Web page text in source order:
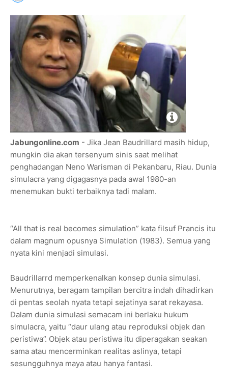
Jabungonline.com - Jika Jean Baudrillard masih hidup,
mungkin dia akan tersenyum sinis saat melihat
penghadangan Neno Warisman di Pekanbaru, Riau. Dunia
simulacra yang digagasnya pada awal 1980-an
menemukan bukti terbaiknya tadi malam.
“All that is real becomes simulation” kata filsuf Prancis itu
dalam magnum opusnya Simulation (1983). Semua yang
nyata kini menjadi simulasi.
Baudrillarrd memperkenalkan konsep dunia simulasi.
Menurutnya, beragam tampilan bercitra indah dihadirkan
di pentas seolah nyata tetapi sejatinya sarat rekayasa.
Dalam dunia simulasi semacam ini berlaku hukum
simulacra, yaitu “daur ulang atau reproduksi objek dan
peristiwa”. Objek atau peristiwa itu diperagakan seakan
sama atau mencerminkan realitas aslinya, tetapi
sesungguhnya maya atau hanya fantasi.